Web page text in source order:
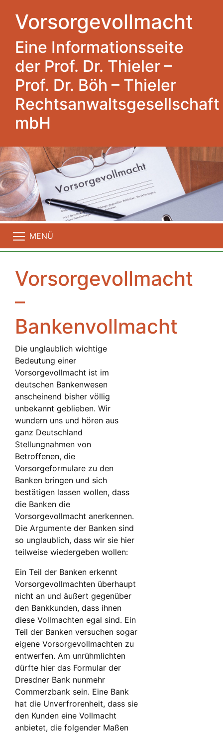
Vorsorgevollmacht
Eine Informationsseite
der Prof. Dr. Thieler –
Prof. Dr. Böh – Thieler
Rechtsanwaltsgesellschaft
mbH
MENÜ
Vorsorgevollmacht
–
Bankenvollmacht
Die unglaublich wichtige
Bedeutung einer
Vorsorgevollmacht ist im
deutschen Bankenwesen
anscheinend bisher völlig
unbekannt geblieben. Wir
wundern uns und hören aus
ganz Deutschland
Stellungnahmen von
Betroffenen, die
Vorsorgeformulare zu den
Banken bringen und sich
bestätigen lassen wollen, dass
die Banken die
Vorsorgevollmacht anerkennen.
Die Argumente der Banken sind
so unglaublich, dass wir sie hier
teilweise wiedergeben wollen:
Ein Teil der Banken erkennt
Vorsorgevollmachten überhaupt
nicht an und äußert gegenüber
den Bankkunden, dass ihnen
diese Vollmachten egal sind. Ein
Teil der Banken versuchen sogar
eigene Vorsorgevollmachten zu
entwerfen. Am unrühmlichten
dürfte hier das Formular der
Dresdner Bank nunmehr
Commerzbank sein. Eine Bank
hat die Unverfrorenheit, dass sie
den Kunden eine Vollmacht
anbietet, die folgender Maßen